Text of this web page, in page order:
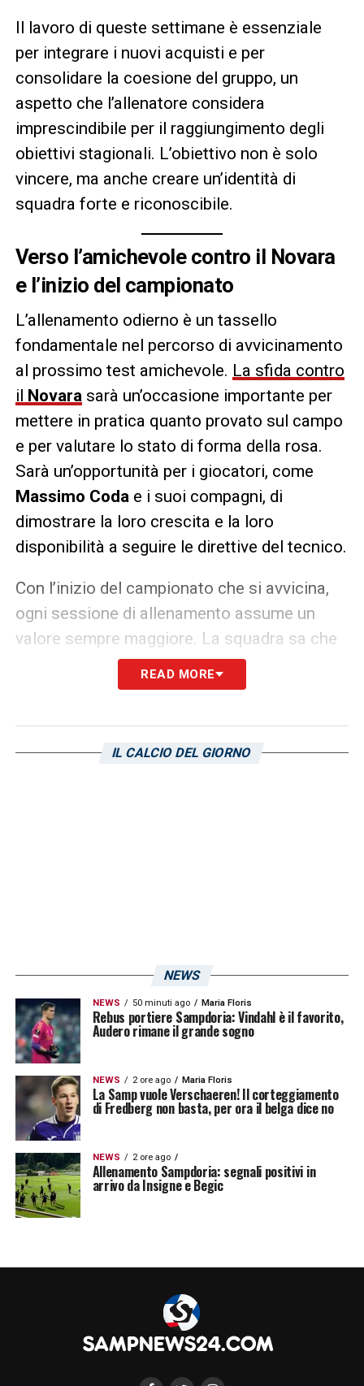
Il lavoro di queste settimane è essenziale
per integrare i nuovi acquisti e per
consolidare la coesione del gruppo, un
aspetto che l’allenatore considera
imprescindibile per il raggiungimento degli
obiettivi stagionali. L’obiettivo non è solo
vincere, ma anche creare un’identità di
squadra forte e riconoscibile.
Verso l’amichevole contro il Novara
e l’inizio del campionato
L’allenamento odierno è un tassello
fondamentale nel percorso di avvicinamento
al prossimo test amichevole. La sfida contro
il Novarasarà un’occasione importante per
mettere in pratica quanto provato sul campo
e per valutare lo stato di forma della rosa.
Sarà un’opportunità per i giocatori, come
Massimo Codae i suoi compagni, di
dimostrare la loro crescita e la loro
disponibilità a seguire le direttive del tecnico.
Con l’inizio del campionato che si avvicina,
ogni sessione di allenamento assume un
valore sempre maggiore. La squadra sa che
la strada è lunga e impegnativa, ma
l’entusiasmo e la voglia di fare bene sono
mattoni di una stagione che la
Sampdoria
READ MORE
IL CALCIO DEL GIORNO
NEWS
NEWS 50 minuti ago Maria Floris
Rebus portiere Sampdoria: Vindahl è il favorito,
Audero rimane il grande sogno
NEWS 2 ore ago Maria Floris
La Samp vuole Verschaeren! Il corteggiamento
di Fredberg non basta, per ora il belga dice no
NEWS 2 ore ago
Allenamento Sampdoria: segnali positivi in
arrivo da Insigne e Begic